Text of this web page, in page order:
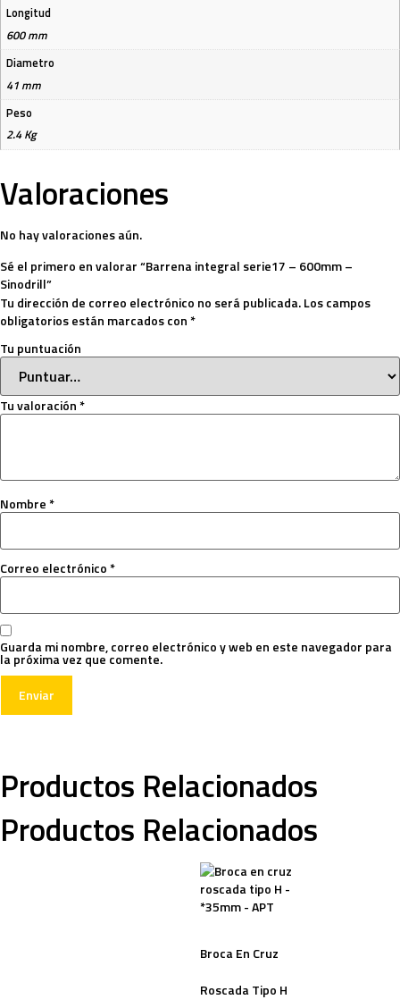
Longitud
600 mm
Diametro
41 mm
Peso
2.4 Kg
Valoraciones
No hay valoraciones aún.
Sé el primero en valorar “Barrena integral serie17 – 600mm –
Sinodrill”
Tu dirección de correo electrónico no será publicada.Los campos
obligatorios están marcados con*
Tu puntuación
Tu valoración*
Nombre*
Correo electrónico*
Guarda mi nombre, correo electrónico y web en este navegador para
la próxima vez que comente.
Productos Relacionados
Productos Relacionados
Broca En Cruz
Roscada Tipo H